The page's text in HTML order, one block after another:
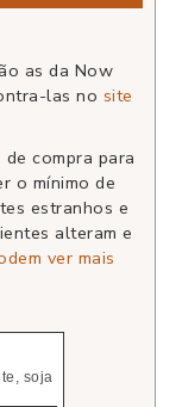
as da Now
las no site
compra para
o mínimo de
estranhos e
alteram e
ver mais
soja